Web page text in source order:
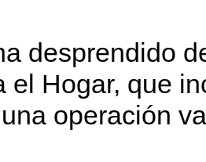
desprendido
el Hogar, que
operación